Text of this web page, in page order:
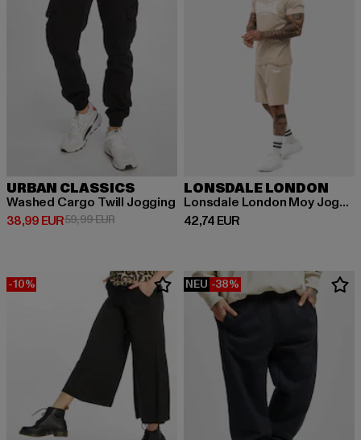
URBAN CLASSICS
Washed Cargo Twill Jogging
38,99 EUR
Derzeitiger Preis: 38,99 EUR
59,99 EURAktionspreis: 59,99 EUR
LONSDALE LONDON
Lonsdale London Moy Jogginganzüge
42,74 EUR
Derzeitiger Preis: 42,74 EUR
-10% NEU -38%